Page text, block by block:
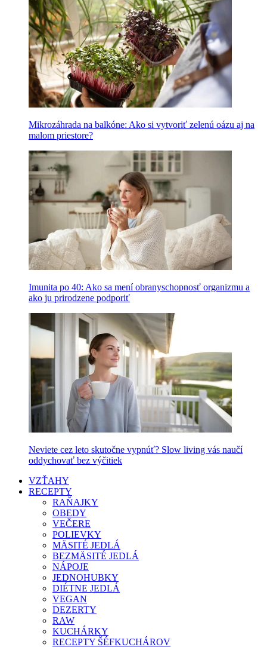
Mikrozáhrada na balkóne: Ako si vytvoriť zelenú oázu aj na
malom priestore?
Imunita po 40: Ako sa mení obranyschopnosť organizmu a
ako ju prirodzene podporiť
Neviete cez leto skutočne vypnúť? Slow living vás naučí
oddychovať bez výčitiek
VZŤAHY
RECEPTY
RAŇAJKY
OBEDY
VEČERE
POLIEVKY
MÄSITÉ JEDLÁ
BEZMÄSITÉ JEDLÁ
NÁPOJE
JEDNOHUBKY
DIÉTNE JEDLÁ
VEGAN
DEZERTY
RAW
KUCHÁRKY
RECEPTY ŠÉFKUCHÁROV